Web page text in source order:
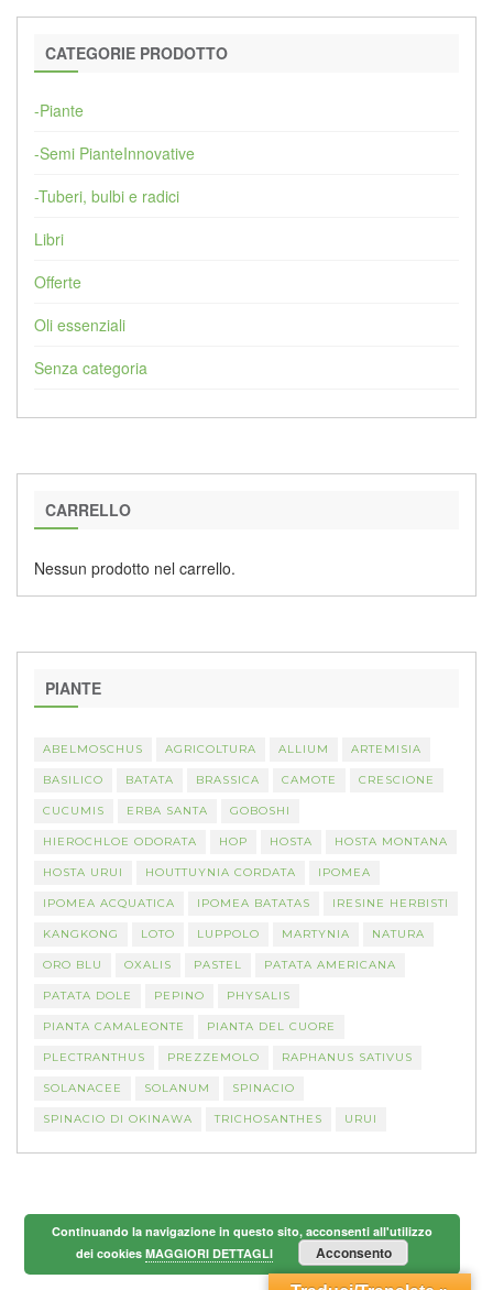
CATEGORIE PRODOTTO
-Piante
-Semi PianteInnovative
-Tuberi, bulbi e radici
Libri
Offerte
Oli essenziali
Senza categoria
CARRELLO
Nessun prodotto nel carrello.
PIANTE
ABELMOSCHUS AGRICOLTURA ALLIUM ARTEMISIA
BASILICO BATATA BRASSICA CAMOTE CRESCIONE
CUCUMIS ERBA SANTA GOBOSHI
HIEROCHLOE ODORATA HOP HOSTA HOSTA MONTANA
HOSTA URUI HOUTTUYNIA CORDATA IPOMEA
IPOMEA ACQUATICA IPOMEA BATATAS IRESINE HERBISTI
KANGKONG LOTO LUPPOLO MARTYNIA NATURA
ORO BLU OXALIS PASTEL PATATA AMERICANA
PATATA DOLE PEPINO PHYSALIS
PIANTA CAMALEONTE PIANTA DEL CUORE
PLECTRANTHUS PREZZEMOLO RAPHANUS SATIVUS
SOLANACEE SOLANUM SPINACIO
SPINACIO DI OKINAWA TRICHOSANTHES URUI
Continuando la navigazione in questo sito, acconsenti all'utilizzo
dei cookiesMAGGIORI DETTAGLI Acconsento